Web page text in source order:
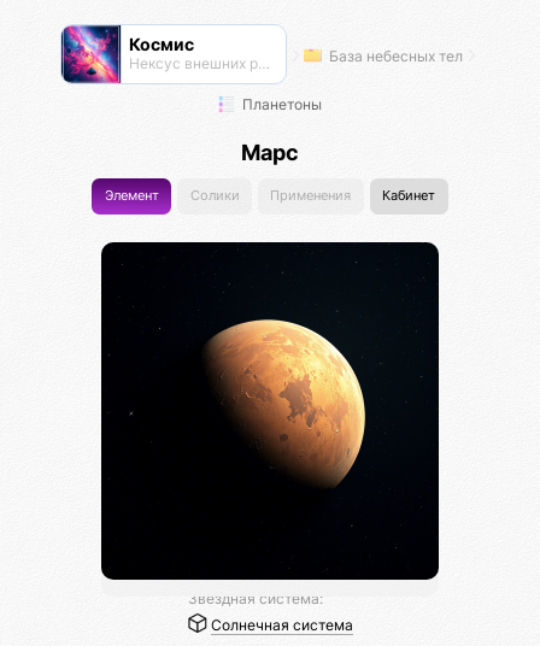
Космис
Нексус внешних рубежей База небесных тел
Планетоны
Марс
Элемент Солики Применения Кабинет
Звездная система:
Солнечная система